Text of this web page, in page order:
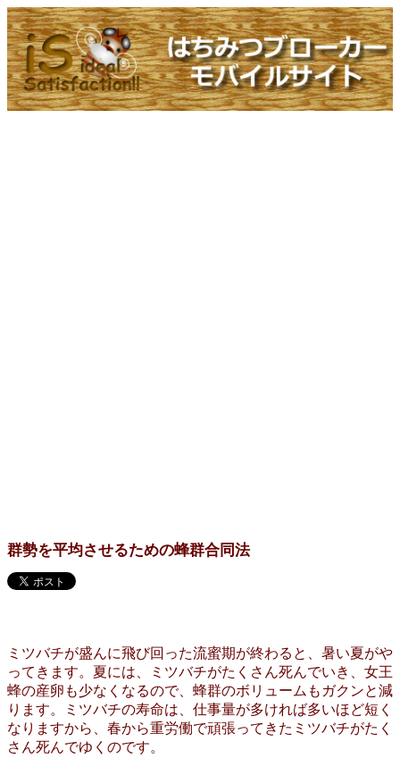
群勢を平均させるための蜂群合同法
ミツバチが盛んに飛び回った流蜜期が終わると、暑い夏がや
ってきます。夏には、ミツバチがたくさん死んでいき、女王
蜂の産卵も少なくなるので、蜂群のボリュームもガクンと減
ります。ミツバチの寿命は、仕事量が多ければ多いほど短く
なりますから、春から重労働で頑張ってきたミツバチがたく
さん死んでゆくのです。